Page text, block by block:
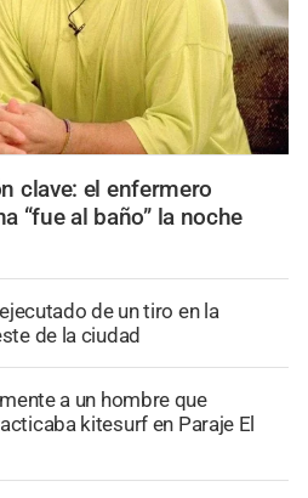
clave: el enfermero
“fue al baño” la noche
de un tiro en la
de la ciudad
a un hombre que
kitesurf en Paraje El